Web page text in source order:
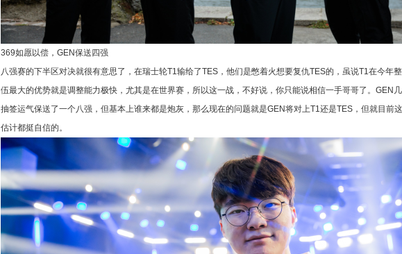
369如愿以偿，GEN保送四强
八强赛的下半区对决就很有意思了，在瑞士轮T1输给了TES，他们是憋着火想要复仇TES的，虽说T1在今年
伍最大的优势就是调整能力极快，尤其是在世界赛，所以这一战，不好说，你只能说相信一手哥哥了。GEN
抽签运气保送了一个八强，但基本上谁来都是炮灰，那么现在的问题就是GEN将对上T1还是TES，但就目前
估计都挺自信的。